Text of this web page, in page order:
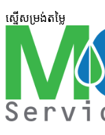
ស្នើ​សម្រង់​តម្លៃ